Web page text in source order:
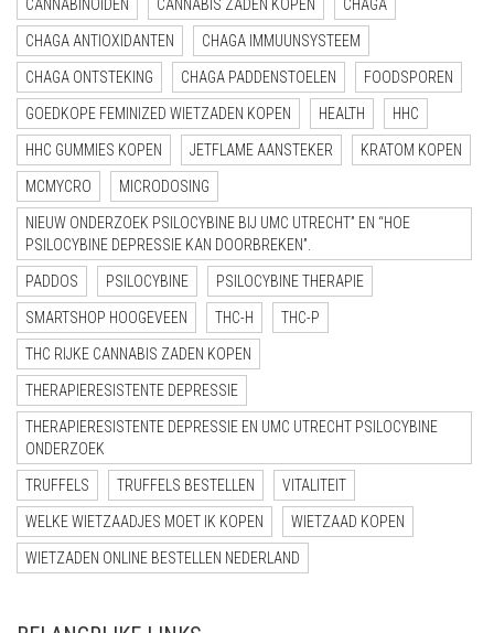
CANNABINOIDEN CANNABIS ZADEN KOPEN CHAGA
CHAGA ANTIOXIDANTEN CHAGA IMMUUNSYSTEEM
CHAGA ONTSTEKING CHAGA PADDENSTOELEN FOODSPOREN
GOEDKOPE FEMINIZED WIETZADEN KOPEN HEALTH HHC
HHC GUMMIES KOPEN JETFLAME AANSTEKER KRATOM KOPEN
MCMYCRO MICRODOSING
NIEUW ONDERZOEK PSILOCYBINE BIJ UMC UTRECHT” EN “HOE
PSILOCYBINE DEPRESSIE KAN DOORBREKEN”.
PADDOS PSILOCYBINE PSILOCYBINE THERAPIE
SMARTSHOP HOOGEVEEN THC-H THC-P
THC RIJKE CANNABIS ZADEN KOPEN
THERAPIERESISTENTE DEPRESSIE
THERAPIERESISTENTE DEPRESSIE EN UMC UTRECHT PSILOCYBINE
ONDERZOEK
TRUFFELS TRUFFELS BESTELLEN VITALITEIT
WELKE WIETZAADJES MOET IK KOPEN WIETZAAD KOPEN
WIETZADEN ONLINE BESTELLEN NEDERLAND